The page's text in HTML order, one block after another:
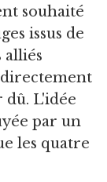
souhaité
issus de
alliés
L'idée
par un
les quatre